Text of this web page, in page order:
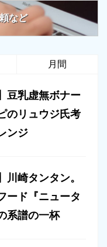
など
月間
豆乳虚無ボナー
のリュウジ氏考
ンジ
川崎タンタン。
ード『ニュータ
系譜の一杯